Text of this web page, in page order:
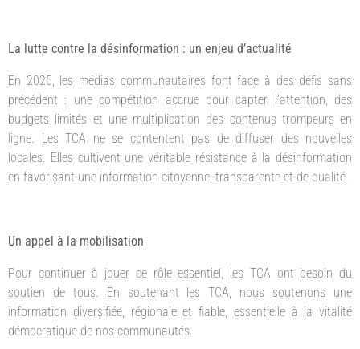
La lutte contre la désinformation : un enjeu d’actualité
En 2025, les médias communautaires font face à des défis sans
précédent : une compétition accrue pour capter l’attention, des
budgets limités et une multiplication des contenus trompeurs en
ligne. Les TCA ne se contentent pas de diffuser des nouvelles
locales. Elles cultivent une véritable résistance à la désinformation
en favorisant une information citoyenne, transparente et de qualité.
Un appel à la mobilisation
Pour continuer à jouer ce rôle essentiel, les TCA ont besoin du
soutien de tous. En soutenant les TCA, nous soutenons une
information diversifiée, régionale et fiable, essentielle à la vitalité
démocratique de nos communautés.